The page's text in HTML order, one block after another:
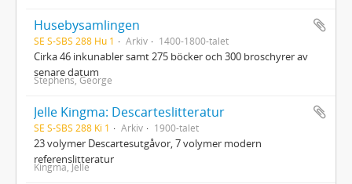
Husebysamlingen
SE S-SBS 288 Hu 1 Arkiv 1400-1800-talet
Cirka 46 inkunabler samt 275 böcker och 300 broschyrer av
senare datum
Stephens, George
Jelle Kingma: Descarteslitteratur
SE S-SBS 288 Ki 1 Arkiv 1900-talet
23 volymer Descartesutgåvor, 7 volymer modern
referenslitteratur
Kingma, Jelle